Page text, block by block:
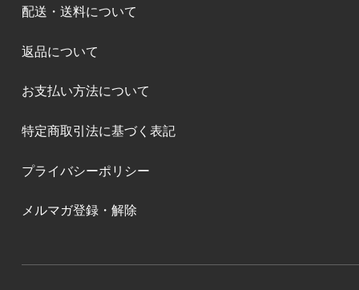
配送・送料について
返品について
お支払い方法について
特定商取引法に基づく表記
プライバシーポリシー
メルマガ登録・解除